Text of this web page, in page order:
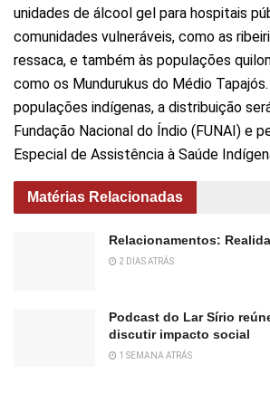
unidades de álcool gel para hospitais
comunidades vulneráveis, como as
ressaca, e também às populações
como os Mundurukus do Médio Tapajós.
populações indígenas, a distribuição
Fundação Nacional do Índio (FUNAI) e
Especial de Assistência à Saúde
Matérias Relacionadas
Relacionamentos:
2 DIAS ATRÁS
Podcast do Lar Sírio
discutir impacto social
1 SEMANA ATRÁS